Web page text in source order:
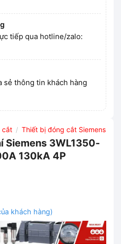
tiếp qua hotline/zalo:
sẻ thông tin khách hàng
cắt / Thiết bị đóng cắt Siemens
Siemens 3WL1350-
130kA 4P
khách hàng)